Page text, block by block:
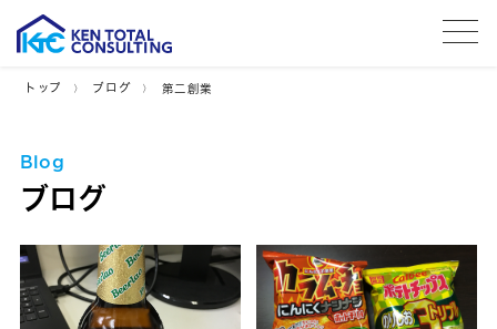
トップ ブログ 第二創業
Blog
ブログ